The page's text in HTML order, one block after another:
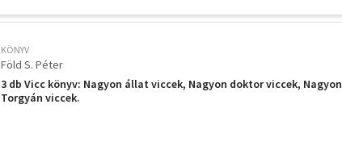
KÖNYV
Föld S. Péter
3 db Vicc könyv: Nagyon állat viccek, Nagyon doktor viccek, Nagyon
Torgyán viccek.